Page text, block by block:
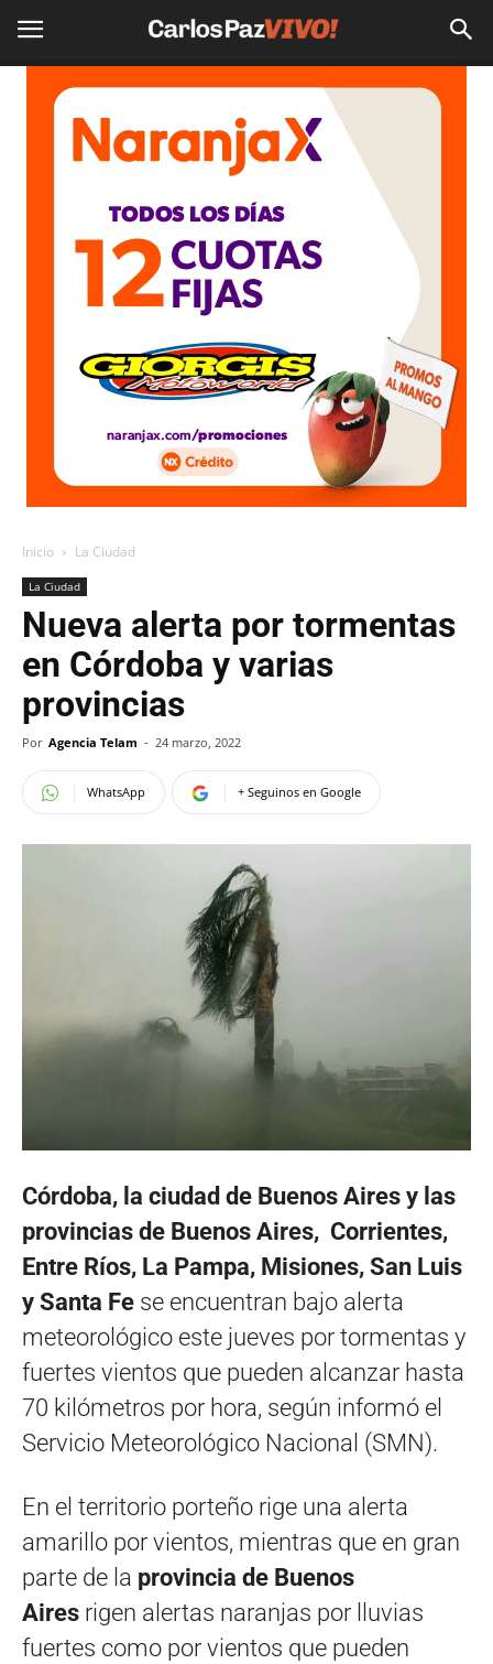
Inicio La Ciudad
La Ciudad
Nueva alerta por tormentas
en Córdoba y varias
provincias
Por Agencia Telam - 24 marzo, 2022
WhatsApp + Seguinos en Google
Córdoba, la ciudad de Buenos Aires y las
provincias de Buenos Aires, Corrientes,
Entre Ríos, La Pampa, Misiones, San Luis
y Santa Fe se encuentran bajo alerta
meteorológico este jueves por tormentas y
fuertes vientos que pueden alcanzar hasta
70 kilómetros por hora, según informó el
Servicio Meteorológico Nacional (SMN).
En el territorio porteño rige una alerta
amarillo por vientos, mientras que en gran
parte de la provincia de Buenos
Aires rigen alertas naranjas por lluvias
fuertes como por vientos que pueden